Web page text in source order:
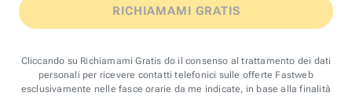
RICHIAMAMI GRATIS
Cliccando su Richiamami Gratis do il consenso al trattamento dei dati
personali per ricevere contatti telefonici sulle offerte Fastweb
esclusivamente nelle fasce orarie da me indicate, in base alla finalità